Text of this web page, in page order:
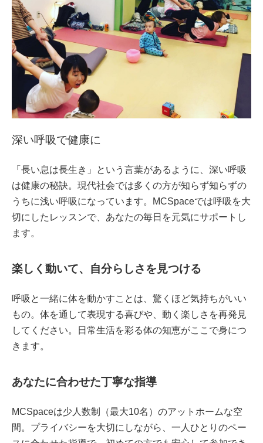
深い呼吸で健康に
「長い息は長生き」という言葉があるように、深い呼吸
は健康の秘訣。現代社会では多くの方が知らず知らずの
うちに浅い呼吸になっています。MCSpaceでは呼吸を大
切にしたレッスンで、あなたの毎日を元気にサポートし
ます。
楽しく動いて、自分らしさを見つける
呼吸と一緒に体を動かすことは、驚くほど気持ちがいい
もの。体を通して表現する喜びや、動く楽しさを再発見
してください。日常生活を彩る体の知恵がここで身につ
きます。
あなたに合わせた丁寧な指導
MCSpaceは少人数制（最大10名）のアットホームな空
間。プライバシーを大切にしながら、一人ひとりのペー